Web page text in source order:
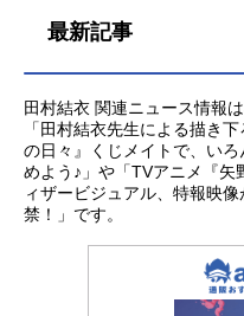
最新記事
田村結衣 関連ニュース情報
「田村結衣先生による描き
の日々』くじメイトで、い
めよう♪」や「TVアニメ『矢
ィザービジュアル、特報映
禁！」です。